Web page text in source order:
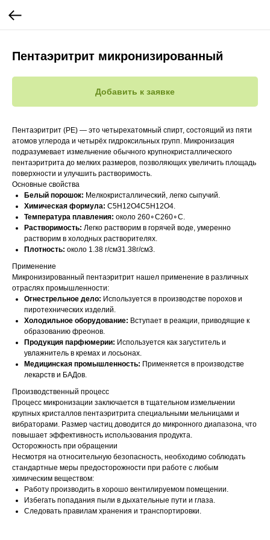
Пентаэритрит микронизированный
Добавить к заявке
Пентаэритрит (PE) — это четырехатомный спирт, состоящий из пяти
атомов углерода и четырёх гидроксильных групп. Микронизация
подразумевает измельчение обычного крупнокристаллического
пентаэритрита до мелких размеров, позволяющих увеличить площадь
поверхности и улучшить растворимость.
Основные свойства
Белый порошок: Мелкокристаллический, легко сыпучий.
Химическая формула: C5H12O4C5​H12​O4​.
Температура плавления: около 260∘C260∘C.
Растворимость: Легко растворим в горячей воде, умеренно
растворим в холодных растворителях.
Плотность: около 1.38 г/см31.38г/см3.
Применение
Микронизированный пентаэритрит нашел применение в различных
отраслях промышленности:
Огнестрельное дело: Используется в производстве порохов и
пиротехнических изделий.
Холодильное оборудование: Вступает в реакции, приводящие к
образованию фреонов.
Продукция парфюмерии: Используется как загуститель и
увлажнитель в кремах и лосьонах.
Медицинская промышленность: Применяется в производстве
лекарств и БАДов.
Производственный процесс
Процесс микронизации заключается в тщательном измельчении
крупных кристаллов пентаэритрита специальными мельницами и
вибраторами. Размер частиц доводится до микронного диапазона, что
повышает эффективность использования продукта.
Осторожность при обращении
Несмотря на относительную безопасность, необходимо соблюдать
стандартные меры предосторожности при работе с любым
химическим веществом:
Работу производить в хорошо вентилируемом помещении.
Избегать попадания пыли в дыхательные пути и глаза.
Следовать правилам хранения и транспортировки.